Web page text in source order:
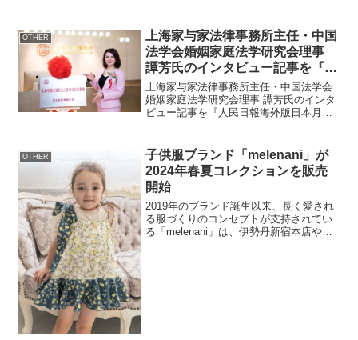
間：2024年11月...
OTHER
上海家与家法律事務所主任・中国
法学会婚姻家庭法学研究会理事
譚芳氏のインタビュー記事を『人
民日報海外版日本月刊』にて公開
上海家与家法律事務所主任・中国法学会
婚姻家庭法学研究会理事 譚芳氏のインタ
ビュー記事を『人民日報海外版日本月
たくないと願うものである。ドラマより
も痛快な事件、世間が喝采...
OTHER
子供服ブランド「melenani」が
2024年春夏コレクションを販売
開始
2019年のブランド誕生以来、長く愛され
る服づくりのコンセプトが支持されてい
る「melenani」は、伊勢丹新宿本店や